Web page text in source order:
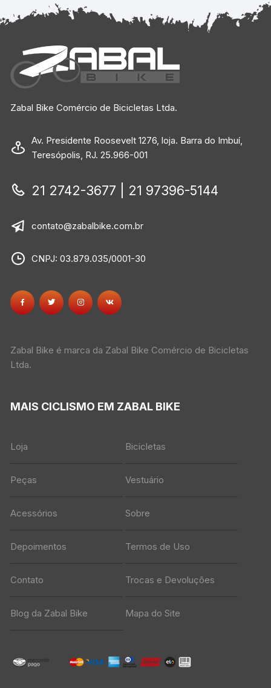
Zabal Bike Comércio de Bicicletas Ltda.
Av. Presidente Roosevelt 1276, loja. Barra do Imbuí,
Teresópolis, RJ. 25.966-001
21 2742-3677 | 21 97396-5144
contato@zabalbike.com.br
CNPJ: 03.879.035/0001-30
Zabal Bike é marca da Zabal Bike Comércio de Bicicletas
Ltda.
MAIS CICLISMO EM ZABAL BIKE
Loja Bicicletas
Peças Vestuário
Acessórios Sobre
Depoimentos Termos de Uso
Contato Trocas e Devoluções
Blog da Zabal Bike Mapa do Site